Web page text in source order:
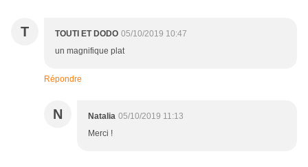
T TOUTI ET DODO 05/10/2019 10:47
un magnifique plat
Répondre
N Natalia 05/10/2019 11:13
Merci !